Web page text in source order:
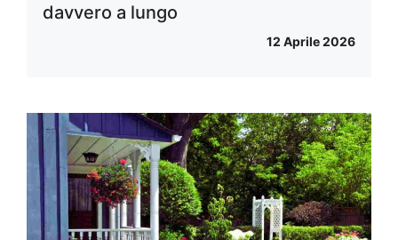
davvero a lungo
12 Aprile 2026